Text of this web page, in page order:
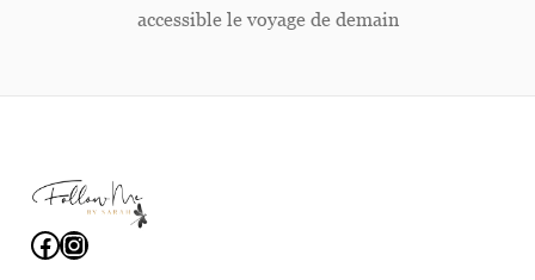
accessible le voyage de demain